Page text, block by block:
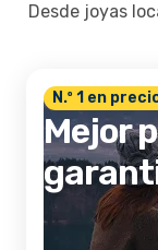
Desde joyas
N.º 1 en
Mejor